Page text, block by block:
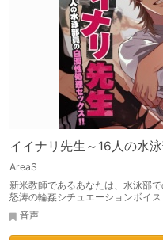
イイナリ先生～16人の水
AreaS
新米教師であるあなたは、水泳部
怒涛の輪姦シチュエーションボイス
音声